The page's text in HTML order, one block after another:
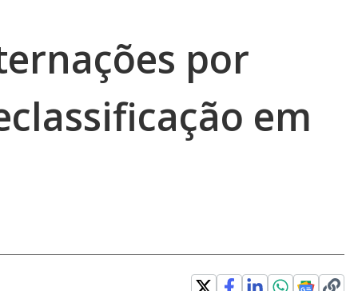
por
em